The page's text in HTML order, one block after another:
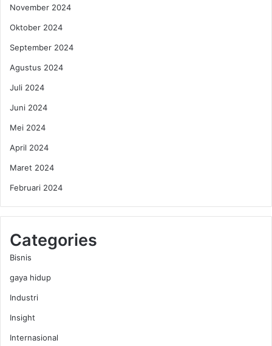
November 2024
Oktober 2024
September 2024
Agustus 2024
Juli 2024
Juni 2024
Mei 2024
April 2024
Maret 2024
Februari 2024
Categories
Bisnis
gaya hidup
Industri
Insight
Internasional